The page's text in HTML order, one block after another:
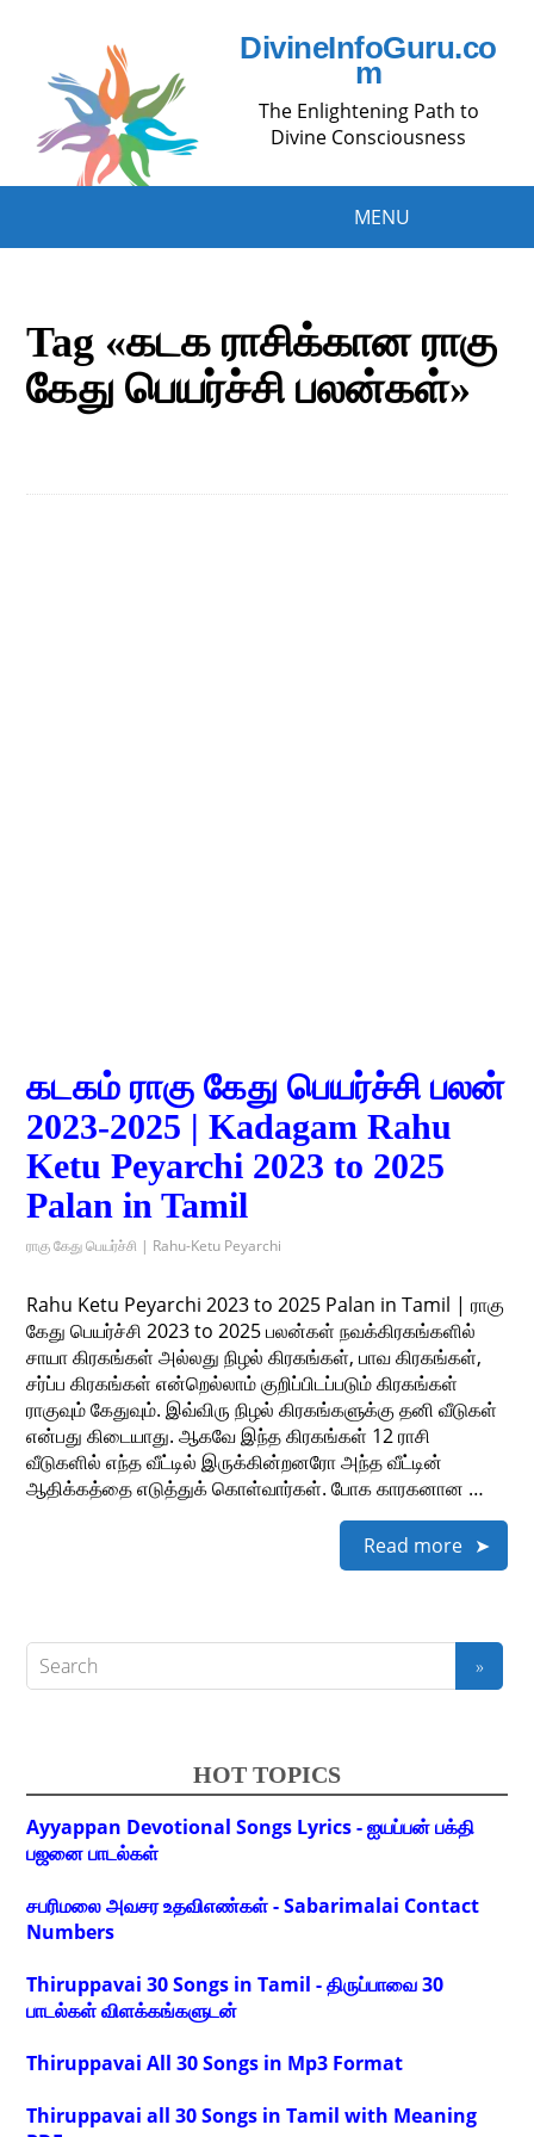
DivineInfoGuru.co
m
The Enlightening Path to
Divine Consciousness
MENU
Tag «கடக ராசிக்கான ராகு
கேது பெயர்ச்சி பலன்கள்»
கடகம் ராகு கேது பெயர்ச்சி பலன்
2023-2025 | Kadagam Rahu
Ketu Peyarchi 2023 to 2025
Palan in Tamil
ராகு கேது பெயர்ச்சி | Rahu-Ketu Peyarchi
Rahu Ketu Peyarchi 2023 to 2025 Palan in Tamil | ராகு
கேது பெயர்ச்சி 2023 to 2025 பலன்கள் நவக்கிரகங்களில்
சாயா கிரகங்கள் அல்லது நிழல் கிரகங்கள், பாவ கிரகங்கள்,
சர்ப்ப கிரகங்கள் என்றெல்லாம் குறிப்பிடப்படும் கிரகங்கள்
ராகுவும் கேதுவும். இவ்விரு நிழல் கிரகங்களுக்கு தனி வீடுகள்
என்பது கிடையாது. ஆகவே இந்த கிரகங்கள் 12 ராசி
வீடுகளில் எந்த வீட்டில் இருக்கின்றனரோ அந்த வீட்டின்
ஆதிக்கத்தை எடுத்துக் கொள்வார்கள். போக காரகனான …
Read more
HOT TOPICS
Ayyappan Devotional Songs Lyrics - ஐயப்பன் பக்தி
பஜனை பாடல்கள்
சபரிமலை அவசர உதவிஎண்கள் - Sabarimalai Contact
Numbers
Thiruppavai 30 Songs in Tamil - திருப்பாவை 30
பாடல்கள் விளக்கங்களுடன்
Thiruppavai All 30 Songs in Mp3 Format
Thiruppavai all 30 Songs in Tamil with Meaning